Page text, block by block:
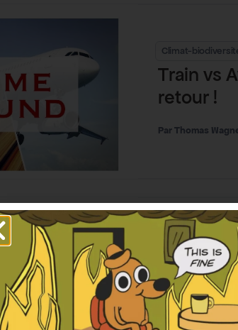
Climat-
Train vs
retour !
Thomas
Mobilité
Les 10
110 km/h
Aurelien Bigo